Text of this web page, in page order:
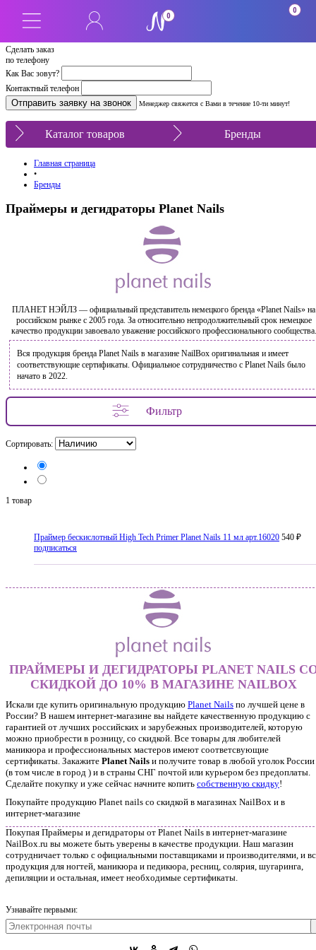
Сделать заказ
по телефону
Как Вас зовут?
Контактный телефон
Менеджер свяжется с Вами в течение 10-ти минут!
0
0
Каталог товаров Бренды
Главная страница
•
Бренды
Праймеры и дегидраторы Planet Nails
ПЛАНЕТ НЭЙЛЗ — официальный представитель немецкого бренда «Planet Nails» на
российском рынке с 2005 года. За относительно непродолжительный срок немецкое
качество продукции завоевало уважение российского профессионального сообщества.
Вся продукция бренда Planet Nails в магазине NailBox оригинальная и имеет
соответствующие сертификаты. Официальное сотрудничество с Planet Nails было
начато в 2022.
Фильтр
Сортировать:
1 товар
Праймер бескислотный High Tech Primer Planet Nails 11 мл арт.16020 540 ₽
подписаться
ПРАЙМЕРЫ И ДЕГИДРАТОРЫ PLANET NAILS
СКИДКОЙ ДО 10% В МАГАЗИНЕ NAILBOX
Искали где купить оригинальную продукцию Planet Nails по лучшей цене в
России? В нашем интернет-магазине вы найдете качественную продукцию с
гарантией от лучших российских и зарубежных производителей, которую
можно приобрести в розницу, со скидкой. Все товары для любителей
маникюра и профессиональных мастеров имеют соответсвующие
сертификаты. Закажите Planet Nails и получите товар в любой уголок России
(в том числе в город ) и в страны СНГ почтой или курьером без предоплаты.
Сделайте покупку и уже сейчас начните копить собственную скидку!
Покупайте продукцию Planet nails со скидкой в магазинах NailBox и в
интернет-магазине
Покупая Праймеры и дегидраторы от Planet Nails в интернет-магазине
NailBox.ru вы можете быть уверены в качестве продукции. Наш магазин
сотрудничает только с официальными поставщиками и производителями, и
продукция для ногтей, маникюра и педикюра, ресниц, солярия, шугаринга,
депиляции и остальная, имеет необходимые сертификаты.
Узнавайте первыми: